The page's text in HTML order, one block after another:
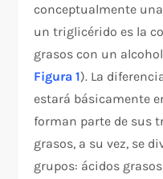
conceptualmente
un triglicérido es la
grasos con un
Figura 1). La
estará básicamente
forman parte de sus
grasos, a su vez, se
grupos: ácidos